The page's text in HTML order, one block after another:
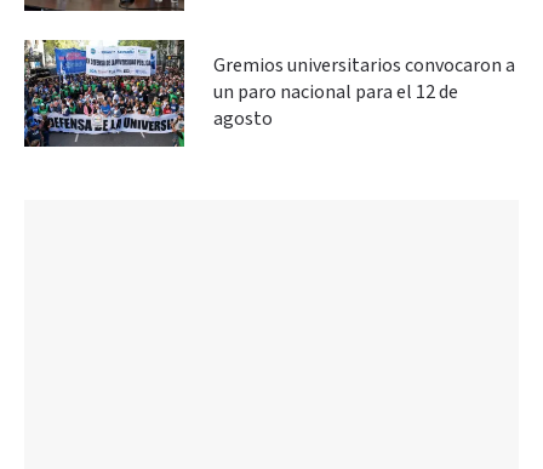
Gremios universitarios convocaron a
un paro nacional para el 12 de
agosto